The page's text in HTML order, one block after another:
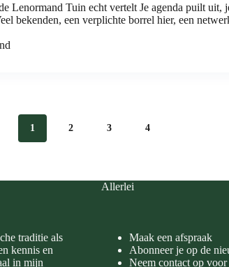
Lenormand Tuin echt vertelt Je agenda puilt uit,
bekenden, een verplichte borrel hier, een
1 2 3 4
traditie als
kennis en
in mijn
Allerlei
Maak een afspraak
Abonneer je op de
Neem contact op voor